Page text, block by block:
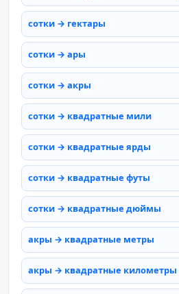
сотки → гектары
сотки → ары
сотки → акры
сотки → квадратные мили
сотки → квадратные ярды
сотки → квадратные футы
сотки → квадратные дюймы
акры → квадратные метры
акры → квадратные километры